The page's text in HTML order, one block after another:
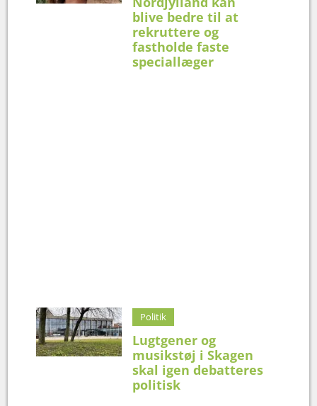
blive bedre til at
rekruttere og
fastholde faste
speciallæger
Politik
Lugtgener og
musikstøj i Skagen
skal igen debatteres
politisk